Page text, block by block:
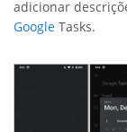
adicionar
Google Tasks.